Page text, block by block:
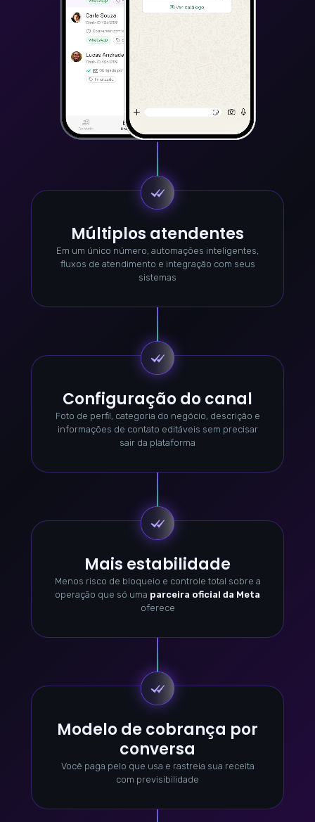
Múltiplos atendentes
Em um único número, automações inteligentes,
fluxos de atendimento e integração com seus
sistemas
Configuração do canal
Foto de perfil, categoria do negócio, descrição e
informações de contato editáveis sem precisar
sair da plataforma
Mais estabilidade
Menos risco de bloqueio e controle total sobre a
operação que só uma parceira oficial da Meta
oferece
Modelo de cobrança por
conversa
Você paga pelo que usa e rastreia sua receita
com previsibilidade